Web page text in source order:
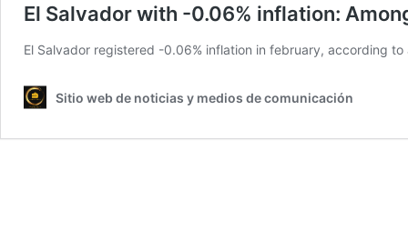
El Salvador with -0.06% inflation:
El Salvador registered -0.06% inflation in february, according
Sitio web de noticias y medios de comunicación